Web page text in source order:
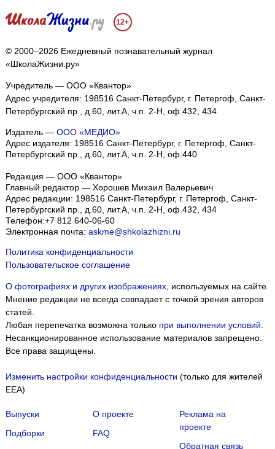
12+
© 2000–2026 Ежедневный познавательный журнал
«ШколаЖизни.ру»
Учредитель — ООО «Квантор»
Адрес учредителя: 198516 Санкт-Петербург, г. Петергоф, Санкт-
Петербургский пр., д.60, лит.А, ч.п. 2-Н, оф.432, 434
Издатель — ООО «МЕДИО»
Адрес издателя: 198516 Санкт-Петербург, г. Петергоф, Санкт-
Петербургский пр., д.60, лит.А, ч.п. 2-Н, оф.440
Редакция — ООО «Квантор»
Главный редактор — Хорошев Михаил Валерьевич
Адрес редакции: 198516 Санкт-Петербург, г. Петергоф Санкт-
Петербургский пр., д.60, лит.А, ч.п. 2-Н, оф.432, 434
Телефон:+7 812 640-06-60
Электронная почта: askme@shkolazhizni.ru
Политика конфиденциальности
Пользовательское соглашение
О фотографиях и других изображениях, используемых на сайте.
Мнение редакции не всегда совпадает с точкой зрения авторов
статей.
Любая перепечатка возможна только при выполнении условий
Несанкционированное использование материалов запрещено.
Все права защищены.
Изменить настройки конфиденциальности (только для жителей
EEA)
Выпуски
Подборки
О проекте
FAQ
Реклама на
проекте
Обратная связь